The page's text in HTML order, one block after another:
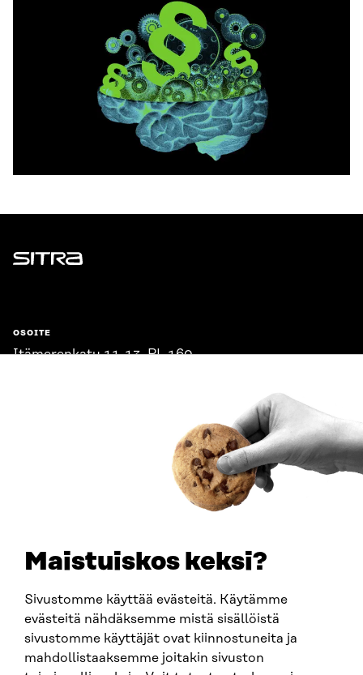
Maistuiskos keksi?
Sivustomme käyttää evästeitä. Käytämme
evästeitä nähdäksemme mistä sisällöistä
sivustomme käyttäjät ovat kiinnostuneita ja
mahdollistaaksemme joitakin sivuston
Sitra
OSOITE
Itämerenkatu 11-13, PL 160,
SITRA SOSIAALISESSA MEDIASSA
LinkedIn
Instagram